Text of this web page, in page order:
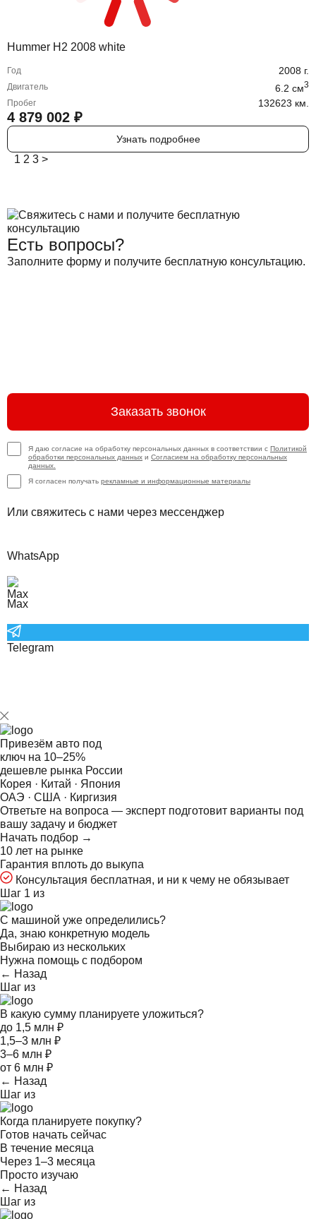
Hummer H2 2008 white
Год 2008 г.
Двигатель 6.2 cм3
Пробег 132623 км.
4 879 002 ₽
Узнать подробнее
1 2 3 >
Есть вопросы?
Заполните форму и получите бесплатную консультацию.
Заказать звонок
Я даю согласие на обработку персональных данных в соответствии с Политикой
обработки персональных данных и Согласием на обработку персональных
данных.
Я согласен получать рекламные и информационные материалы
Или свяжитесь с нами через мессенджер
WhatsApp
Max
Telegram
Привезём авто под
ключ на 10–25%
дешевле рынка России
Корея · Китай · Япония
ОАЭ · США · Киргизия
Ответьте на вопроса — эксперт подготовит варианты под
вашу задачу и бюджет
Начать подбор →
10 лет на рынке
Гарантия вплоть до выкупа
Консультация бесплатная, и ни к чему не обязывает
Шаг 1 из
С машиной уже определились?
Да, знаю конкретную модель
Выбираю из нескольких
Нужна помощь с подбором
← Назад
Шаг из
В какую сумму планируете уложиться?
до 1,5 млн ₽
1,5–3 млн ₽
3–6 млн ₽
от 6 млн ₽
← Назад
Шаг из
Когда планируете покупку?
Готов начать сейчас
В течение месяца
Через 1–3 месяца
Просто изучаю
← Назад
Шаг из